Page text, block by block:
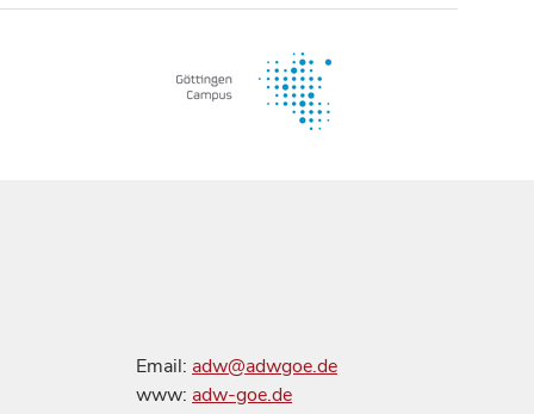
Email: adw@adwgoe.de
www: adw-goe.de